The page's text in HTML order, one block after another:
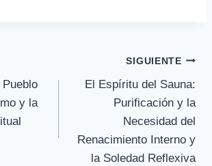
y la
SIGUIENTE
El Espíritu del Sauna:
Purificación y la
Necesidad del
Renacimiento Interno y
la Soledad Reflexiva